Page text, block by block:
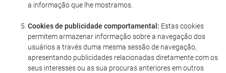
a informação que lhe mostramos.
Cookies de publicidade comportamental: Estas cookies
permitem armazenar informação sobre a navegação dos
usuários a través duma mesma sessão de navegação,
apresentando publicidades relacionadas diretamente com os
seus interesses ou as sua procuras anteriores em outros